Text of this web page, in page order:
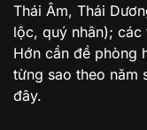
Thái Âm, Thái
lộc, quý nhân); các
Hớn cần đề phòng
từng sao theo năm
đây.